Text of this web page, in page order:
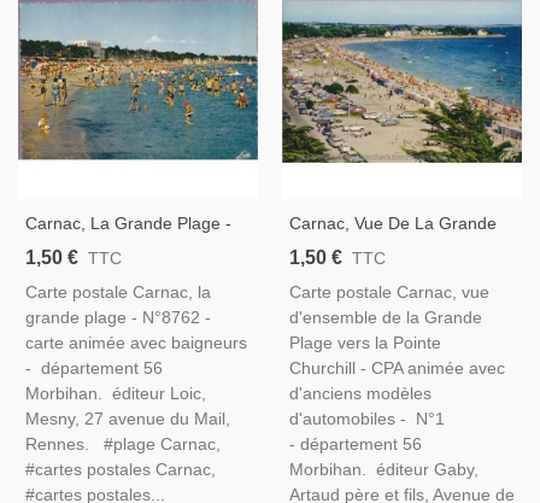
Carnac, La Grande Plage -
Carte Postale Département
1,50 € TTC
Carte postale Carnac, la
grande plage - N°8762 -
carte animée avec baigneurs
- département 56
Morbihan. éditeur Loic,
Mesny, 27 avenue du Mail,
Rennes. #plage Carnac,
#cartes postales Carnac,
#cartes postales...
Carnac, Vue De La Grande
Plage Vers Pointe Churchill -
Morbihan, Bretagne,
Automobiles
1,50 € TTC
Carte postale Carnac, vue
d'ensemble de la Grande
Plage vers la Pointe
Churchill - CPA animée avec
d'anciens modèles
d'automobiles - N°1
- département 56
Morbihan. éditeur Gaby,
Artaud père et fils, Avenue de